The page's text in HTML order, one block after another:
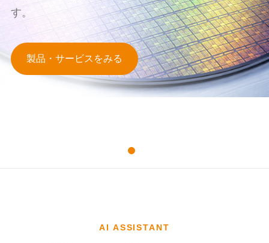
す。
製品・サービスをみる
AI ASSISTANT